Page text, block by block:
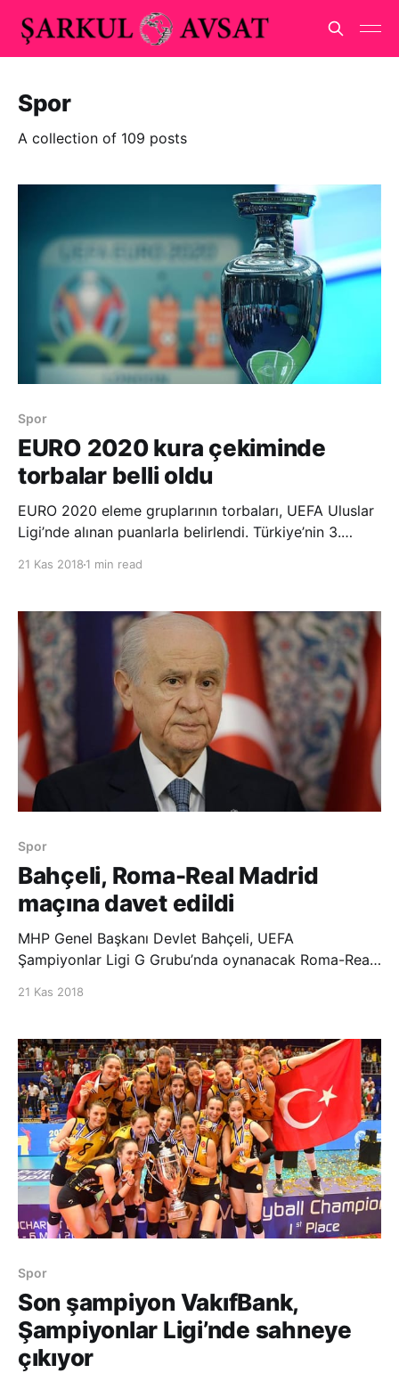
Spor
A collection of 109 posts
Spor
EURO 2020 kura çekiminde
torbalar belli oldu
EURO 2020 eleme gruplarının torbaları, UEFA Uluslar
Ligi’nde alınan puanlarla belirlendi. Türkiye’nin 3.
tane de 6 takım
21 Kas 2018 1 min read
Spor
Bahçeli, Roma-Real Madrid
maçına davet edildi
MHP Genel Başkanı Devlet Bahçeli, UEFA
Şampiyonlar Ligi G Grubu’nda oynanacak Roma-Real
Roma Kulübü Sportif Direktörü Monchi, Türk oyuncu
MHP liderini 27 Kasım Salı günü İtalya’n
21 Kas 2018
Spor
Son şampiyon VakıfBank,
Şampiyonlar Ligi’nde sahneye
çıkıyor